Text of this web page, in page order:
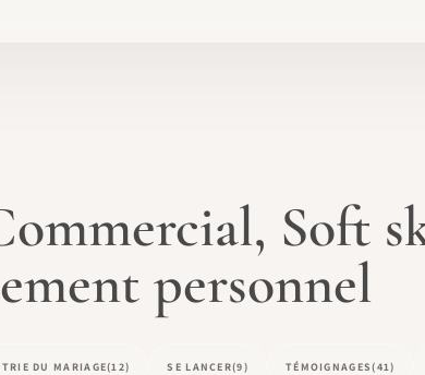
Soft
personnel
DU MARIAGE(12) SE LANCER(9) TÉMOIGNAGES(41)